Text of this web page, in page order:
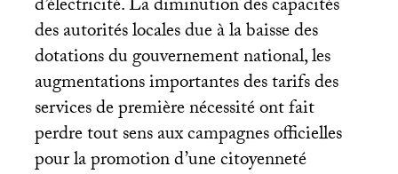
d’électricité. La diminution des capacités
des autorités locales due à la baisse des
dotations du gouvernement national, les
augmentations importantes des tarifs des
services de première nécessité ont fait
perdre tout sens aux campagnes officielles
pour la promotion d’une citoyenneté